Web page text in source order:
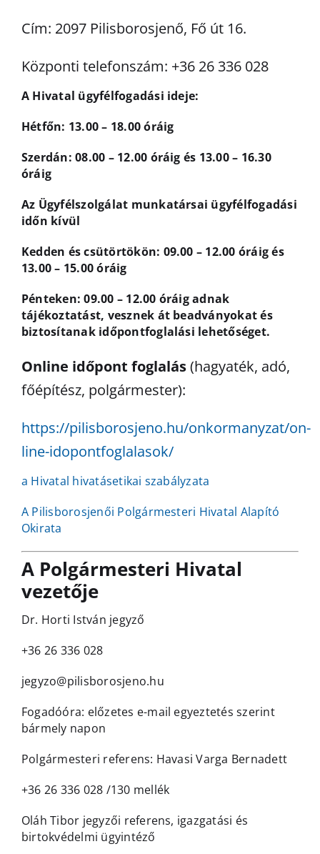
Cím: 2097 Pilisborosjenő, Fő út 16.
Központi telefonszám: +36 26 336 028
A Hivatal ügyfélfogadási ideje:
Hétfőn: 13.00 – 18.00 óráig
Szerdán: 08.00 – 12.00 óráig és 13.00 – 16.30
óráig
Az Ügyfélszolgálat munkatársai ügyfélfogadási
időn kívül
Kedden és csütörtökön: 09.00 – 12.00 óráig és
13.00 – 15.00 óráig
Pénteken: 09.00 – 12.00 óráig adnak
tájékoztatást, vesznek át beadványokat és
biztosítanak időpontfoglalási lehetőséget.
Online időpont foglalás(hagyaték, adó,
főépítész, polgármester):
https://pilisborosjeno.hu/onkormanyzat/on-
line-idopontfoglalasok/
a Hivatal hivatásetikai szabályzata
A Pilisborosjenői Polgármesteri Hivatal Alapító
Okirata
A Polgármesteri Hivatal
vezetője
Dr. Horti István jegyző
+36 26 336 028
jegyzo@pilisborosjeno.hu
Fogadóóra: előzetes e-mail egyeztetés szerint
bármely napon
Polgármesteri referens: Havasi Varga Bernadett
+36 26 336 028 /130 mellék
Oláh Tibor jegyzői referens, igazgatási és
birtokvédelmi ügyintéző